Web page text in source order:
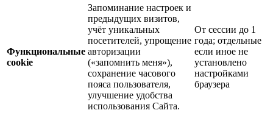
Функциональные
cookie
Запоминание настроек и
предыдущих визитов,
учёт уникальных
посетителей, упрощение
авторизации
(«запомнить меня»),
сохранение часового
пояса пользователя,
улучшение удобства
использования Сайта.
От сессии до 1
года; отдельные
если иное не
установлено
настройками
браузера